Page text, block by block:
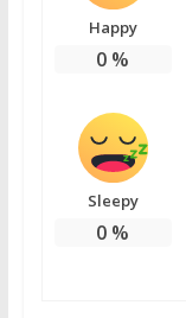
Happy
0 %
Sleepy
0 %